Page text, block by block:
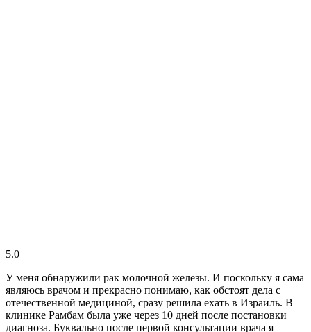
5.0
У меня обнаружили рак молочной железы. И поскольку я сама
являюсь врачом и прекрасно понимаю, как обстоят дела с
отечественной медициной, сразу решила ехать в Израиль. В
клинике Рамбам была уже через 10 дней после постановки
диагноза. Буквально после первой консультации врача я